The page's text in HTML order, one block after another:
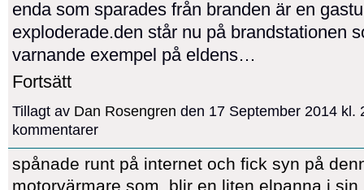
enda som sparades från branden är en
exploderade.den står nu på brandstationen
varnande exempel på eldens…
Fortsätt
Tillagt av Dan Rosengren den 17 September 2014
kommentarer
spånade runt på internet och fick syn på
motorvärmare som blir en liten elpanna i sin